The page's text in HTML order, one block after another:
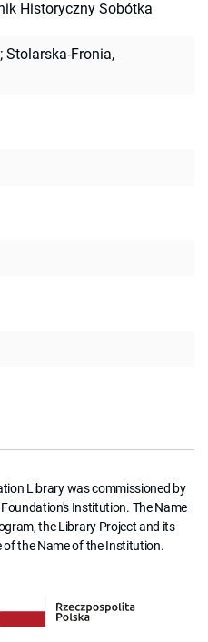
Historyczny Sobótka
; Stolarska-Fronia,
Library was commissioned by
Institution. The Name
the Library Project and its
the Name of the Institution.